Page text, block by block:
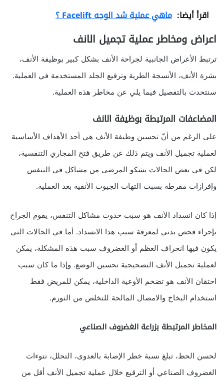
اقرأ أيضا: ماهي عملية شد الوجه Facelift ؟
اعراض ومخاطر عملية تجميل الانف
ترتبط الأعراض الجانبية لجراحة الأنف بشكل كبير بوظيفة الأنف،
بشرة الأنف، الأنسجة الطرية وترقيع الجلد المستخدمة في العملية.
سنتحدث بالتفصيل فيما يلي عن مخاطر هذه العملية.
المضاعفات المرتبطة بوظيفة الانف
على الرغم من أنّ تحسين وظيفة الأنف هي أحد الأهداف الأساسية
لعملية تجميل الأنف ويتم ذلك عن طريق فتح المجاري التنفسية،
لكن في بعض الحالات يشكو المرضى من مشاكل في التنفس
وإفرازات مفرطة بسبب التهاب الجيوب الأنفية بعد العملية.
إذا كان انسداد الأنف هو سبب حدوث مشاكل التنفس، يقوم الجراح
بإجراء فحص بدني لمعرفة سبب هذا الانسداد. أما في الحالات التي
يكون فيها انحراف العظم أو الغضروف سبب هذه المشكلة، يمكن
لعملية تجميل الأنف التصحيحية تحسين الوضع. وإذا ما كان سبب
احتقان الأنف هو تضخم الأوعية الداخلية، يمكن للمريض فقط
استخدام البخاخ والامصال المالحة للتخلص من التورم.
المخاطر المرتبطة بزراعة الغضروف الصناعي
لحسن الحظ، تبلغ نسبة خطر الإصابة بالعدوى، التحلل، نتوءات
الغضروف الصناعي أو الترقيع خلال عملية تجميل الأنف أقل من